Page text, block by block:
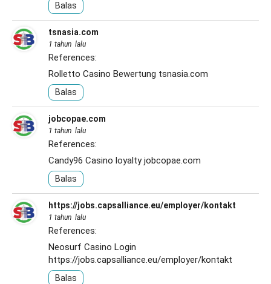
Balas
tsnasia.com
1 tahun lalu
References:
Rolletto Casino Bewertung tsnasia.com
Balas
jobcopae.com
1 tahun lalu
References:
Candy96 Casino loyaltyjobcopae.com
Balas
https://jobs.capsalliance.eu/employer/kontakt
1 tahun lalu
References:
Neosurf Casino Login
https://jobs.capsalliance.eu/employer/kontakt
Balas